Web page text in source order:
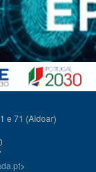
e 71 (Aldoar)
>